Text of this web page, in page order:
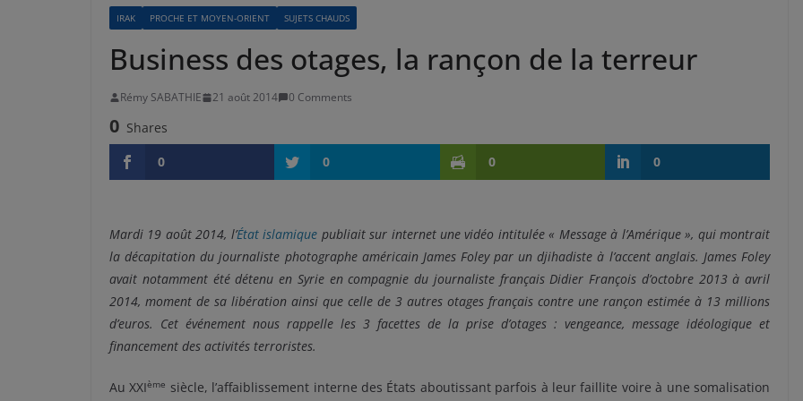
IRAK PROCHE ET MOYEN-ORIENT SUJETS CHAUDS
Business des otages, la rançon de la terreur
Rémy SABATHIE 21 août 2014 0 Comments
0 Shares
0
0 0 0
Mardi 19 août 2014, l’État islamique publiait sur internet une vidéo intitulée « Message à l’Amérique », qui montrait
la décapitation du journaliste photographe américain James Foley par un djihadiste à l’accent anglais. James Foley
avait notamment été détenu en Syrie en compagnie du journaliste français Didier François d’octobre 2013 à avril
2014, moment de sa libération ainsi que celle de 3 autres otages français contre une rançon estimée à 13 millions
d’euros. Cet événement nous rappelle les 3 facettes de la prise d’otages : vengeance, message idéologique et
financement des activités terroristes.
Au XXIème siècle, l’affaiblissement interne des États aboutissant parfois à leur faillite voire à une somalisation